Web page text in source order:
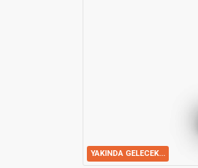
YAKINDA GELECEK...